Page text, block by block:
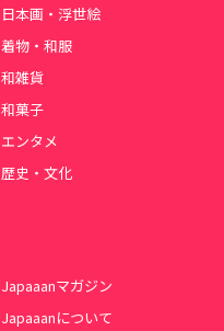
日本画・浮世絵
着物・和服
和雑貨
和菓子
エンタメ
歴史・文化
Japaaanマガジン
Japaaanについて